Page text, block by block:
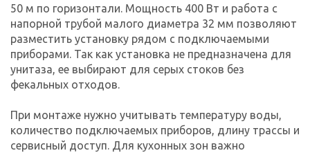
50 м по горизонтали. Мощность 400 Вт и работа с
напорной трубой малого диаметра 32 мм позволяют
разместить установку рядом с подключаемыми
приборами. Так как установка не предназначена для
унитаза, ее выбирают для серых стоков без
фекальных отходов.
При монтаже нужно учитывать температуру воды,
количество подключаемых приборов, длину трассы и
сервисный доступ. Для кухонных зон важно